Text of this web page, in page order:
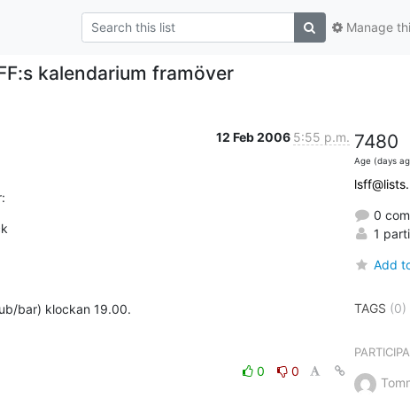
Manage
kalendarium framöver
12 Feb 2006 5:55 p.m.
bar) klockan 19.00.
0
0
7480
Age (days
0
1
Add
TAGS (0)